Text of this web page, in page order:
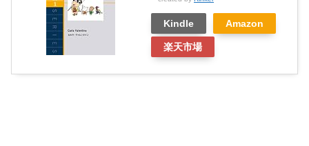
Kindle Amazon
楽天市場